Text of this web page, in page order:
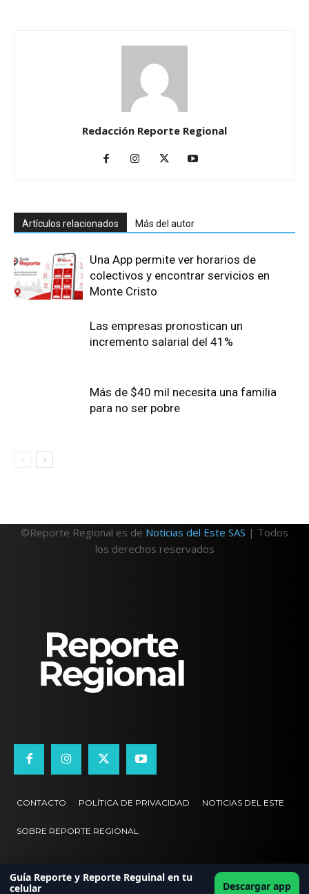
Redacción Reporte Regional
Artículos relacionados Más del autor
Una App permite ver horarios de
colectivos y encontrar servicios en
Monte Cristo
Las empresas pronostican un
incremento salarial del 41%
Más de $40 mil necesita una familia
para no ser pobre
©Reporte Regional es de Noticias del Este SAS | Todos
los derechos reservados
CONTACTO POLÍTICA DE PRIVACIDAD NOTICIAS DEL ESTE
SOBRE REPORTE REGIONAL
Guía Reporte y Reporte Reguinal en tu
celular
Descargar app